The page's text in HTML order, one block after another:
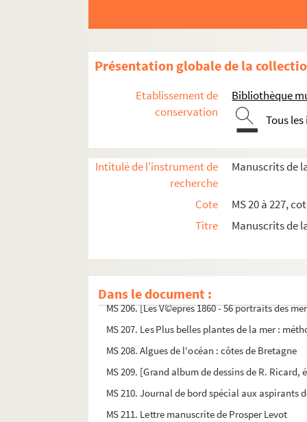
Présentation globale de la
Etablissement de
conservation
Bibliothèque
Tous
Intitulé de l'instrument de
recherche
Manuscrits de
Cote
MS 20 à 227,
Titre
Manuscrits de
Dans le document :
MS 193. Algues marines du Finistère. Troisième
MS 194. Frégate école Iphigénie : campagne
MS 195. Algues marines du Finistère. Premier
MS 196. Lettres autographes de Charles Le
MS 197. Algues marines du Finistère.
MS 199. Suffren : [plans]
MS 200 et MS 200 A, B, C, D, E, F, G, H.
MS 201. Algues marines : souvenir d'une
MS 202. [Journal de bord tenu par Edouard
MS 205. Les Plantes de la mer
MS 206. [Les V©epres 1860 - 56 portraits des
MS 207. Les Plus belles plantes de la mer :
MS 208. Algues de l'océan : côtes de Bretagne
MS 209. [Grand album de dessins de R.
MS 210. Journal de bord spécial aux
MS 211. Lettre manuscrite de Prosper Levot